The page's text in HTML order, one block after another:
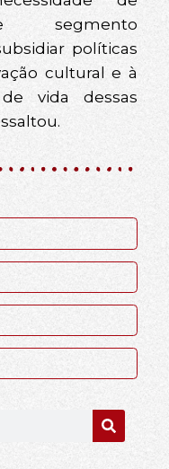
segmento
políticas
cultural e à
vida dessas